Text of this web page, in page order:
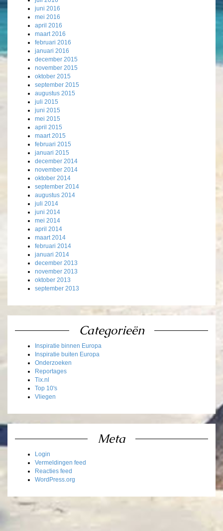
juni 2016
mei 2016
april 2016
maart 2016
februari 2016
januari 2016
december 2015
november 2015
oktober 2015
september 2015
augustus 2015
juli 2015
juni 2015
mei 2015
april 2015
maart 2015
februari 2015
januari 2015
december 2014
november 2014
oktober 2014
september 2014
augustus 2014
juli 2014
juni 2014
mei 2014
april 2014
maart 2014
februari 2014
januari 2014
december 2013
november 2013
oktober 2013
september 2013
Categorieën
Inspiratie binnen Europa
Inspiratie buiten Europa
Onderzoeken
Reportages
Tix.nl
Top 10's
Vliegen
Meta
Login
Vermeldingen feed
Reacties feed
WordPress.org